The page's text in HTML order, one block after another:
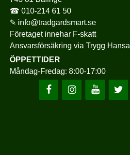
☎ 010-214 61 50
✎ info@tradgardsmart.se
Företaget innehar F-skatt
Ansvarsförsäkring via Trygg Hansa
ÖPPETTIDER
Måndag-Fredag: 8:00-17:00